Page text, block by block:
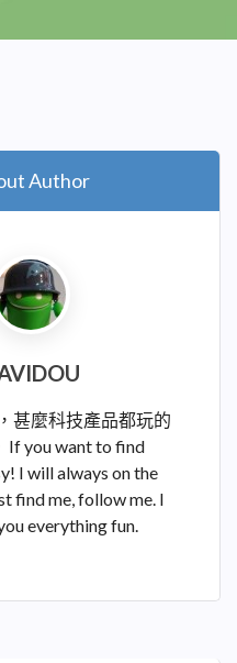
Author
甚麼科技產品都玩的
If you want to find
I will always on the
find me, follow me. I
everything fun.